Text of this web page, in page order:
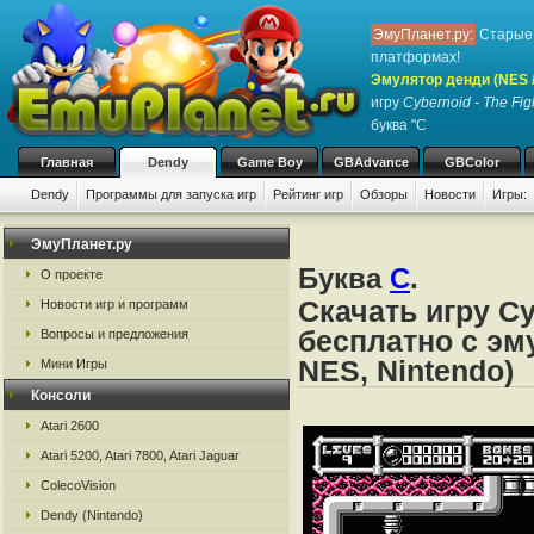
ЭмуПланет.ру: Старые
платформах!
Эмулятор денди (NES
игру Cybernoid - The
буква "C
Главная Dendy Game Boy GBAdvance GBColor
Dendy Программы для запуска игр Рейтинг игр Обзоры Новости Игры:
ЭмуПланет.ру
О проекте
Новости игр и программ
Вопросы и предложения
Мини Игры
Консоли
Atari 2600
Atari 5200, Atari 7800, Atari Jaguar
ColecoVision
Dendy (Nintendo)
Буква C.
Скачать игру
бесплатно с
NES, Nintendo)